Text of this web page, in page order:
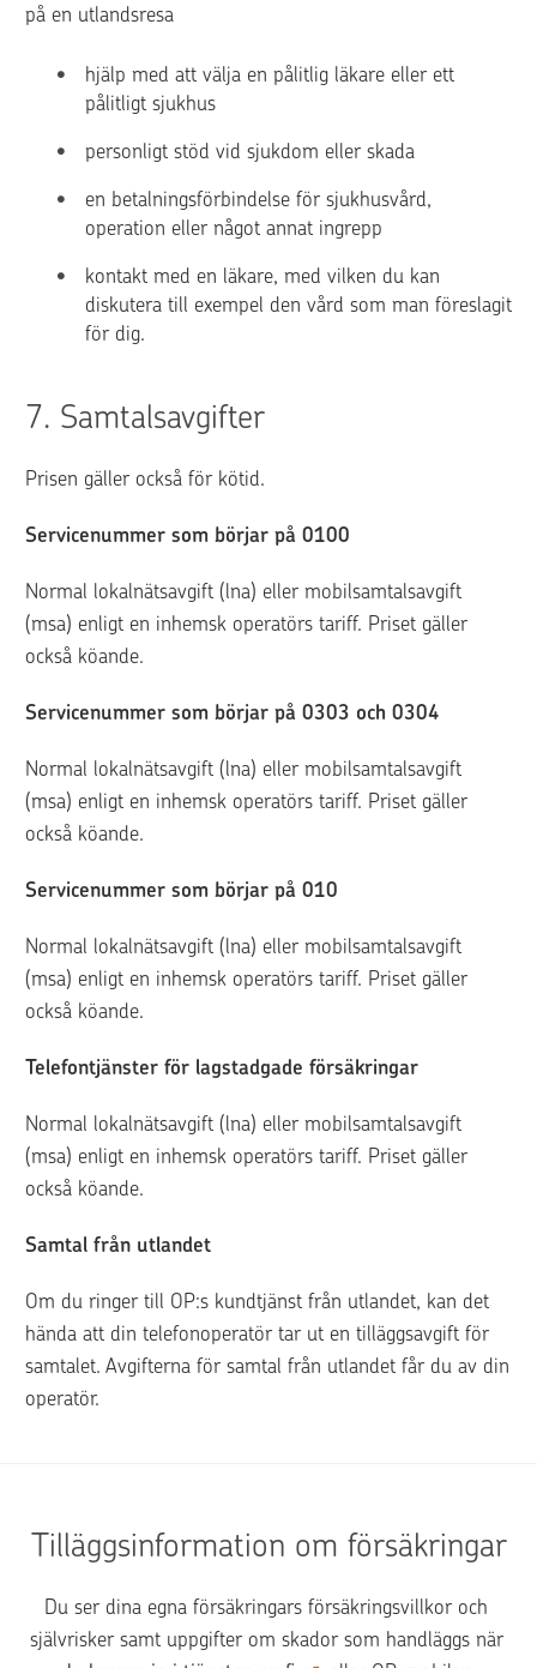
på en utlandsresa
hjälp med att välja en pålitlig läkare eller ett
pålitligt sjukhus
personligt stöd vid sjukdom eller skada
en betalningsförbindelse för sjukhusvård,
operation eller något annat ingrepp
kontakt med en läkare, med vilken du kan
diskutera till exempel den vård som man föreslagit
för dig.
7. Samtalsavgifter
Prisen gäller också för kötid.
Servicenummer som börjar på 0100
Normal lokalnätsavgift (lna) eller mobilsamtalsavgift
(msa) enligt en inhemsk operatörs tariff. Priset gäller
också köande.
Servicenummer som börjar på 0303 och 0304
Normal lokalnätsavgift (lna) eller mobilsamtalsavgift
(msa) enligt en inhemsk operatörs tariff. Priset gäller
också köande.
Servicenummer som börjar på 010
Normal lokalnätsavgift (lna) eller mobilsamtalsavgift
(msa) enligt en inhemsk operatörs tariff. Priset gäller
också köande.
Telefontjänster för lagstadgade försäkringar
Normal lokalnätsavgift (lna) eller mobilsamtalsavgift
(msa) enligt en inhemsk operatörs tariff. Priset gäller
också köande.
Samtal från utlandet
Om du ringer till OP:s kundtjänst från utlandet, kan det
hända att din telefonoperatör tar ut en tilläggsavgift för
samtalet. Avgifterna för samtal från utlandet får du av din
operatör.
Tilläggsinformation om försäkringar
Du ser dina egna försäkringars försäkringsvillkor och
självrisker samt uppgifter om skador som handläggs när